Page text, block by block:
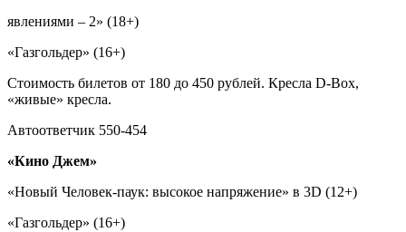
явлениями – 2» (18+)
«Газгольдер» (16+)
Стоимость билетов от 180 до 450 рублей. Кресла D-Box,
«живые» кресла.
Автоответчик 550-454
«Кино Джем»
«Новый Человек-паук: высокое напряжение» в 3D (12+)
«Газгольдер» (16+)